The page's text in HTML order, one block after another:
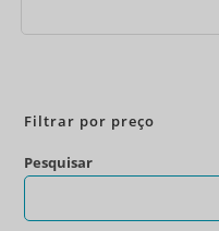
Filtrar por preço
Pesquisar